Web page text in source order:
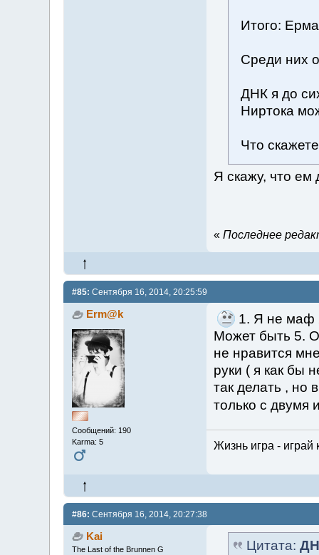
Итого:
Среди них
ДНК я до
Ниртока
Что
Я скажу, что ем
« Последнее
#85: Сентября 16, 2014, 20:25:59
Erm@k
Сообщений: 190
Karma: 5
1. Я не маф
Может быть 5.
не нравится
руки ( я как бы
так делать , но
только с двумя
Жизнь игра - играй
#86: Сентября 16, 2014, 20:27:38
Kai
The Last of the Brunnen G
Цитата: